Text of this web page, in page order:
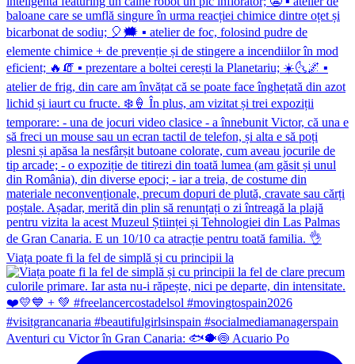
Viața poate fi la fel de simplă și cu principii la
Aventuri cu Victor în Gran Canaria: 🐟🐡🍥 Acuario Po